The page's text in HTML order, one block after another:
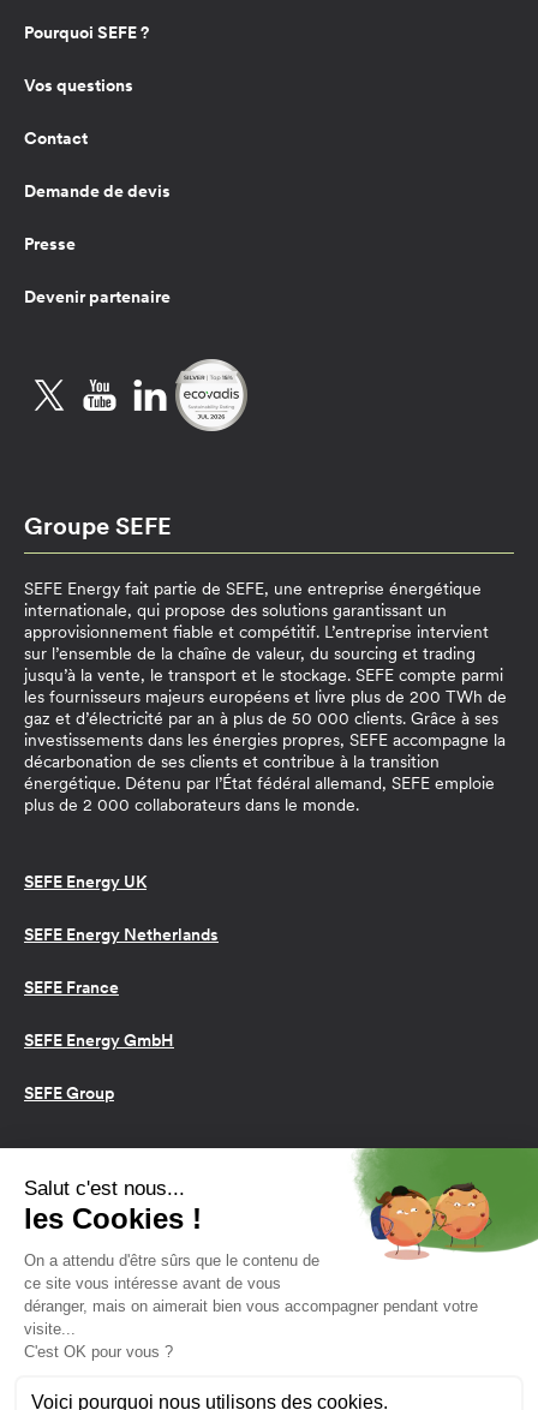
Pourquoi SEFE ?
Vos questions
Contact
Demande de devis
Presse
Devenir partenaire
TwitterYouTubeLinkedIn
Groupe SEFE
SEFE Energy fait partie de SEFE, une entreprise énergétique
internationale, qui propose des solutions garantissant un
approvisionnement fiable et compétitif. L’entreprise intervient
sur l’ensemble de la chaîne de valeur, du sourcing et trading
jusqu’à la vente, le transport et le stockage. SEFE compte parmi
les fournisseurs majeurs européens et livre plus de 200 TWh de
gaz et d’électricité par an à plus de 50 000 clients. Grâce à ses
investissements dans les énergies propres, SEFE accompagne la
décarbonation de ses clients et contribue à la transition
énergétique. Détenu par l’État fédéral allemand, SEFE emploie
plus de 2 000 collaborateurs dans le monde.
SEFE Energy UK
SEFE Energy Netherlands
SEFE France
SEFE Energy GmbH
SEFE Group
Conditions d’utilisation
Cookies